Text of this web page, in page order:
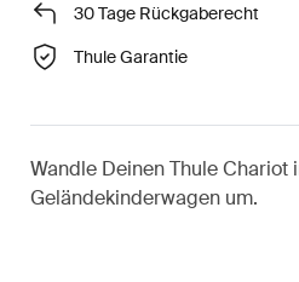
30 Tage Rückgaberecht
Thule Garantie
Wandle Deinen Thule Chariot
Geländekinderwagen um.